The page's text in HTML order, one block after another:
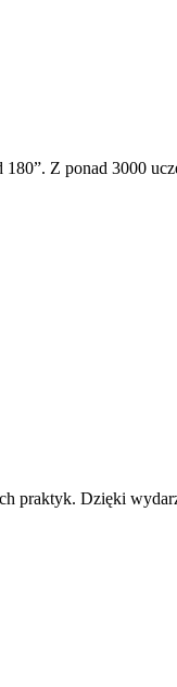
Z ponad 3000
praktyk. Dzięki